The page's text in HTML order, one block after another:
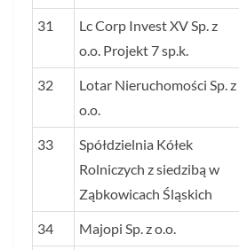
31
Lc Corp Invest XV Sp. z
o.o. Projekt 7 sp.k.
32
Lotar Nieruchomości Sp. z
o.o.
33
Spółdzielnia Kółek
Rolniczych z siedzibą w
Ząbkowicach Śląskich
34 Majopi Sp. z o.o.